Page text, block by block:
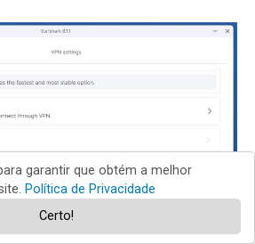
garantir que obtém a melhor
Política de Privacidade
Certo!